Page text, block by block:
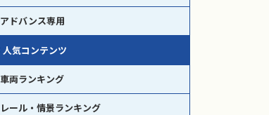
アドバンス専用
人気コンテンツ
車両ランキング
レール・情景ランキング